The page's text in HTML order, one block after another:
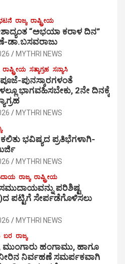
ರಾಜ್ಯ ರಾಷ್ಟ್ರೀಯ
“ಅಭಯಾ ಕರಾಳ ದಿನ”
ಡಾ.ಬಸವರಾಜು
MYTHRI NEWS
ರಾಷ್ಟ್ರೀಯ ಸತ್ಯಾಗ್ರಹ ಸನ್ಯಾಸಿ
ಪುನಸ್ಕಾರಗಳಂತೆ
ಭಾಗವಹಿಸಬೇಕು, 2ನೇ ದಿನಕ್ಕೆ
MYTHRI NEWS
ಭವಿಷ್ಯದ ಪ್ರತಿಭೆಗಳಾಗಿ-
MYTHRI NEWS
ರಾಜ್ಯ ರಾಷ್ಟ್ರೀಯ
ಸಮುದಾಯವನ್ನು ಪರಿಶಿಷ್ಟ
ಪಟ್ಟಿಗೆ ಸೇರ್ಪಡೆಗೊಳಿಸಲು
MYTHRI NEWS
ಬರ ರಾಜ್ಯ
ಮುಂಗಾರು ಹಂಗಾಮು, ಹಾಗೂ
ನಿರ್ವಹಣೆ ಸಮರ್ಪಕವಾಗಿ